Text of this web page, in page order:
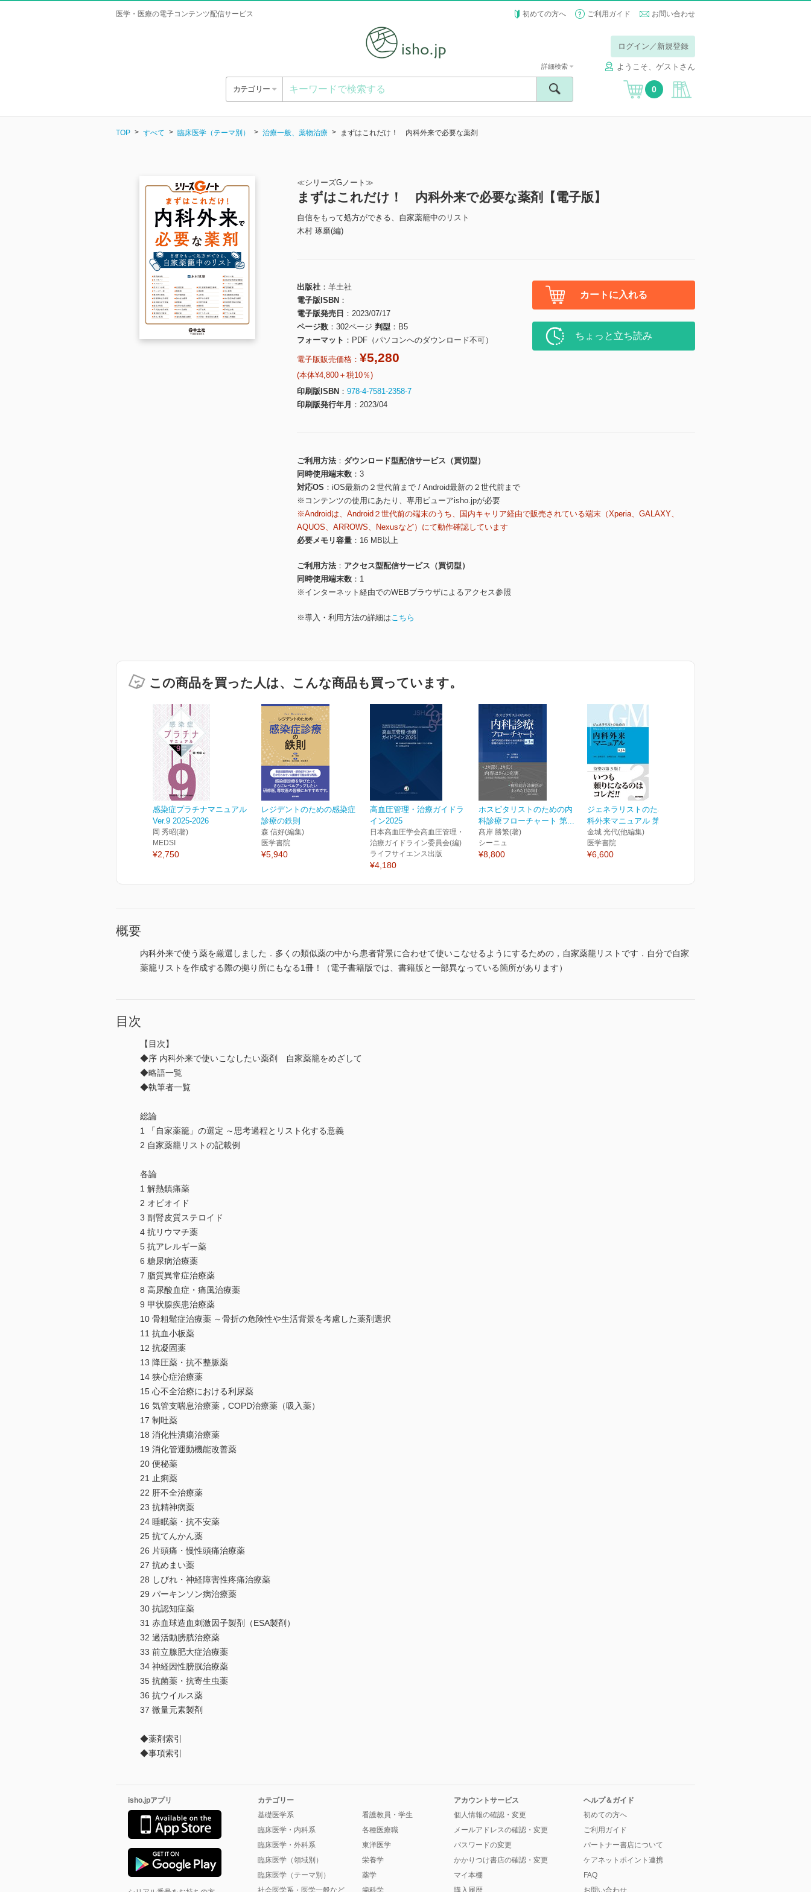
医学・医療の電子コンテンツ配信サービス 初めての方へ ご利用ガイド お問い合わせ
ログイン／新規登録
ようこそ、ゲストさん
カテゴリー
詳細検索
0
TOP すべて 臨床医学（テーマ別） 治療一般、薬物治療 まずはこれだけ！ 内科外来で必要な薬剤
≪シリーズGノート≫
まずはこれだけ！ 内科外来で必要な薬剤【電子版】
自信をもって処方ができる、自家薬籠中のリスト
木村 琢磨(編)
出版社
羊土社
電子版ISBN
電子版発売日
2023/07/17
ページ数
302ページ 判型
B5
フォーマット
PDF（パソコンへのダウンロード不可）
電子版販売価格： ¥5,280
(本体¥4,800＋税10％)
印刷版ISBN
978-4-7581-2358-7
印刷版発行年月
2023/04
カートに入れる
ちょっと立ち読み
ご利用方法
ダウンロード型配信サービス（買切型）
同時使用端末数
3
対応OS
iOS最新の２世代前まで / Android最新の２世代前まで
※コンテンツの使用にあたり、専用ビューアisho.jpが必要
※Androidは、Android２世代前の端末のうち、国内キャリア経由で販売されている端末（Xperia、GALAXY、
AQUOS、ARROWS、Nexusなど）にて動作確認しています
必要メモリ容量
16 MB以上
ご利用方法
アクセス型配信サービス（買切型）
同時使用端末数
1
※インターネット経由でのWEBブラウザによるアクセス参照
※導入・利用方法の詳細はこちら
この商品を買った人は、こんな商品も買っています。
感染症プラチナマニュアル
Ver.9 2025-2026
岡 秀昭(著)
MEDSI
¥2,750
レジデントのための感染症
診療の鉄則
森 信好(編集)
医学書院
¥5,940
高血圧管理・治療ガイドラ
イン2025
日本高血圧学会高血圧管理・
治療ガイドライン委員会(編)
ライフサイエンス出版
¥4,180
ホスピタリストのための内
科診療フローチャート 第...
髙岸 勝繁(著)
シーニュ
¥8,800
ジェネラリストのための内
科外来マニュアル 第3版
金城 光代(他編集)
医学書院
¥6,600
概要
内科外来で使う薬を厳選しました．多くの類似薬の中から患者背景に合わせて使いこなせるようにするための，自家薬籠リストです．自分で自家
薬籠リストを作成する際の拠り所にもなる1冊！（電子書籍版では、書籍版と一部異なっている箇所があります）
目次
【目次】
◆序 内科外来で使いこなしたい薬剤 自家薬籠をめざして
◆略語一覧
◆執筆者一覧
総論
1 「自家薬籠」の選定 ～思考過程とリスト化する意義
2 自家薬籠リストの記載例
各論
1 解熱鎮痛薬
2 オピオイド
3 副腎皮質ステロイド
4 抗リウマチ薬
5 抗アレルギー薬
6 糖尿病治療薬
7 脂質異常症治療薬
8 高尿酸血症・痛風治療薬
9 甲状腺疾患治療薬
10 骨粗鬆症治療薬 ～骨折の危険性や生活背景を考慮した薬剤選択
11 抗血小板薬
12 抗凝固薬
13 降圧薬・抗不整脈薬
14 狭心症治療薬
15 心不全治療における利尿薬
16 気管支喘息治療薬，COPD治療薬（吸入薬）
17 制吐薬
18 消化性潰瘍治療薬
19 消化管運動機能改善薬
20 便秘薬
21 止痢薬
22 肝不全治療薬
23 抗精神病薬
24 睡眠薬・抗不安薬
25 抗てんかん薬
26 片頭痛・慢性頭痛治療薬
27 抗めまい薬
28 しびれ・神経障害性疼痛治療薬
29 パーキンソン病治療薬
30 抗認知症薬
31 赤血球造血刺激因子製剤（ESA製剤）
32 過活動膀胱治療薬
33 前立腺肥大症治療薬
34 神経因性膀胱治療薬
35 抗菌薬・抗寄生虫薬
36 抗ウイルス薬
37 微量元素製剤
◆薬剤索引
◆事項索引
isho.jpアプリ
カテゴリー
基礎医学系
臨床医学・内科系
臨床医学・外科系
臨床医学（領域別）
臨床医学（テーマ別）
看護教員・学生
各種医療職
東洋医学
栄養学
薬学
アカウントサービス
個人情報の確認・変更
メールアドレスの確認・変更
パスワードの変更
かかりつけ書店の確認・変更
マイ本棚
ヘルプ＆ガイド
初めての方へ
ご利用ガイド
パートナー書店について
ケアネットポイント連携
FAQ